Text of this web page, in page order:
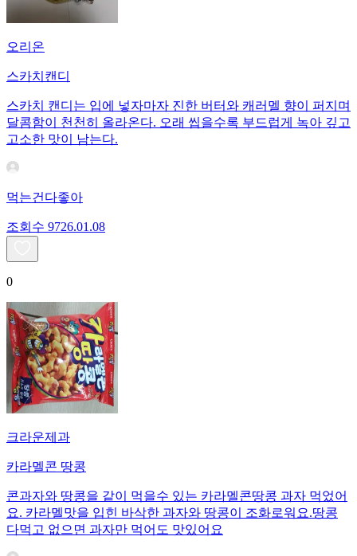
오리온
스카치캔디
스카치 캔디는 입에 넣자마자 진한 버터와 캐러멜 향이 퍼지며
달콤함이 천천히 올라온다. 오래 씹을수록 부드럽게 녹아 깊고
고소한 맛이 남는다.
먹는건다좋아
조회수 9726.01.08
0
크라운제과
카라멜콘 땅콩
콘과자와 땅콩을 같이 먹을수 있는 카라멜콘땅콩 과자 먹었어
요. 카라멜맛을 입힌 바삭한 과자와 땅콩이 조화로워요.땅콩
다먹고 없으면 과자만 먹어도 맛있어요